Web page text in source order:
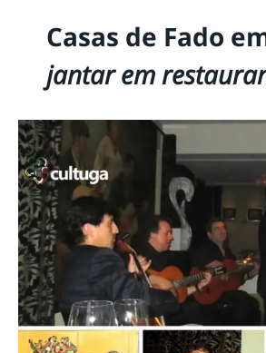
Casas de Fado
jantar em